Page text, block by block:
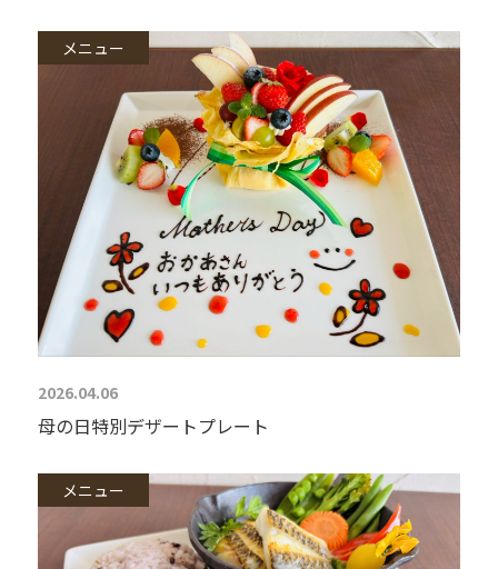
メニュー
2026.04.06
母の日特別デザートプレート
メニュー